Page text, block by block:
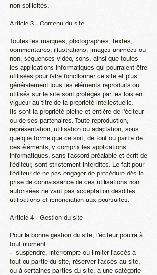
non sollicités.
Article 3 - Contenu du site
Toutes les marques, photographies, textes,
commentaires, illustrations, images animées ou
non, séquences vidéo, sons, ainsi que toutes
les applications informatiques qui pourraient être
utilisées pour faire fonctionner ce site et plus
généralement tous les éléments reproduits ou
utilisés sur le site sont protégés par les lois en
vigueur au titre de la propriété intellectuelle.
Ils sont la propriété pleine et entière de l'éditeur
ou de ses partenaires. Toute reproduction,
représentation, utilisation ou adaptation, sous
quelque forme que ce soit, de tout ou partie de
ces éléments, y compris les applications
informatiques, sans l'accord préalable et écrit de
l'éditeur, sont strictement interdites. Le fait pour
l'éditeur de ne pas engager de procédure dès la
prise de connaissance de ces utilisations non
autorisées ne vaut pas acceptation desdites
utilisations et renonciation aux poursuites.
Article 4 - Gestion du site
Pour la bonne gestion du site, l'éditeur pourra à
tout moment :
- suspendre, interrompre ou limiter l'accès à
tout ou partie du site, réserver l'accès au site,
ou à certaines parties du site, à une catégorie